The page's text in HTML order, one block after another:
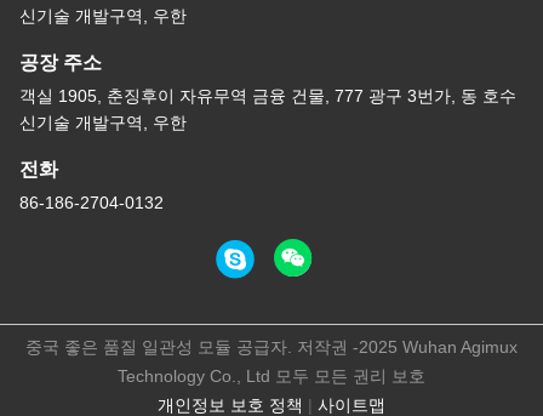
신기술 개발구역, 우한
공장 주소
객실 1905, 춘징후이 자유무역 금융 건물, 777 광구 3번가, 동 호수
신기술 개발구역, 우한
전화
86-186-2704-0132
개인정보 보호 정책 | 사이트맵
중국 좋은 품질 일관성 모듈 공급자. 저작권 -2025 Wuhan Agimux
Technology Co., Ltd 모두 모든 권리 보호